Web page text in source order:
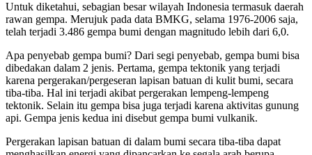
Untuk diketahui, sebagian besar wilayah Indonesia termasuk daerah
rawan gempa. Merujuk pada data BMKG, selama 1976‐2006 saja,
telah terjadi 3.486 gempa bumi dengan magnitudo lebih dari 6,0.
Apa penyebab gempa bumi? Dari segi penyebab, gempa bumi bisa
dibedakan dalam 2 jenis. Pertama, gempa tektonik yang terjadi
karena pergerakan/pergeseran lapisan batuan di kulit bumi, secara
tiba‐tiba. Hal ini terjadi akibat pergerakan lempeng‐lempeng
tektonik. Selain itu gempa bisa juga terjadi karena aktivitas gunung
api. Gempa jenis kedua ini disebut gempa bumi vulkanik.
Pergerakan lapisan batuan di dalam bumi secara tiba‐tiba dapat